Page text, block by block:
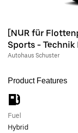
[NUR für
Sports - Technik
Autohaus Schuster
Product Features
Fuel
Hybrid